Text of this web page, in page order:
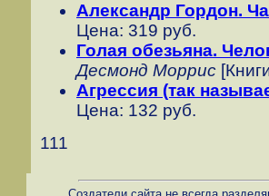
Александр Гордон.
Цена: 319 руб.
Голая обезьяна.
Десмонд Моррис
Агрессия (так
Цена: 132 руб.
111